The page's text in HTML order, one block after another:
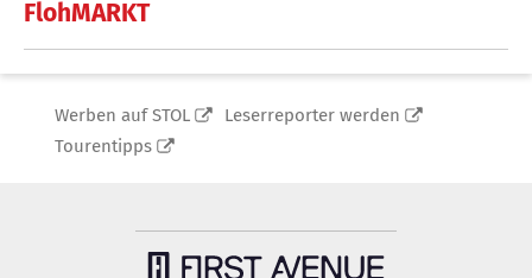
FlohMARKT
Werben auf STOL
Leserreporter werden
Tourentipps